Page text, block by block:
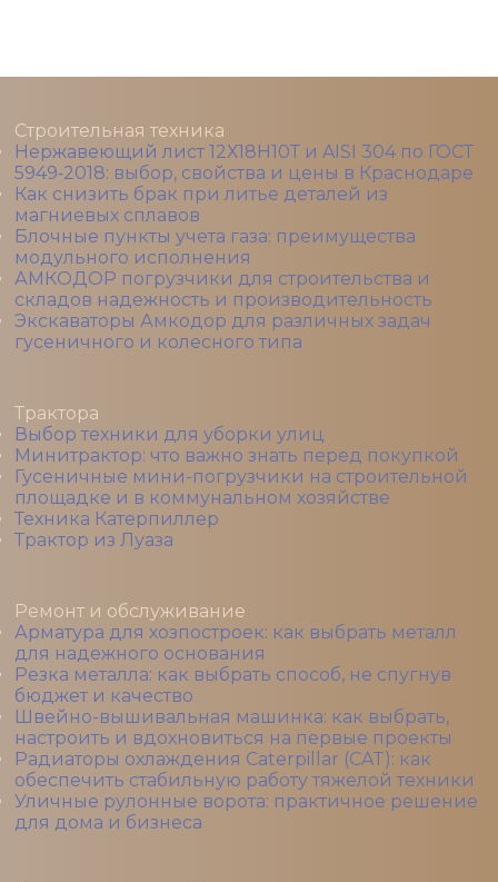
Строительная техника
Нержавеющий лист 12Х18Н10Т и AISI 304 по ГОСТ
5949‑2018: выбор, свойства и цены в Краснодаре
Как снизить брак при литье деталей из
магниевых сплавов
Блочные пункты учета газа: преимущества
модульного исполнения
АМКОДОР погрузчики для строительства и
складов надежность и производительность
Экскаваторы Амкодор для различных задач
гусеничного и колесного типа
Трактора
Выбор техники для уборки улиц
Минитрактор: что важно знать перед покупкой
Гусеничные мини-погрузчики на строительной
площадке и в коммунальном хозяйстве
Техника Катерпиллер
Трактор из Луаза
Ремонт и обслуживание
Арматура для хозпостроек: как выбрать металл
для надежного основания
Резка металла: как выбрать способ, не спугнув
бюджет и качество
Швейно-вышивальная машинка: как выбрать,
настроить и вдохновиться на первые проекты
Радиаторы охлаждения Caterpillar (CAT): как
обеспечить стабильную работу тяжелой техники
Уличные рулонные ворота: практичное решение
для дома и бизнеса